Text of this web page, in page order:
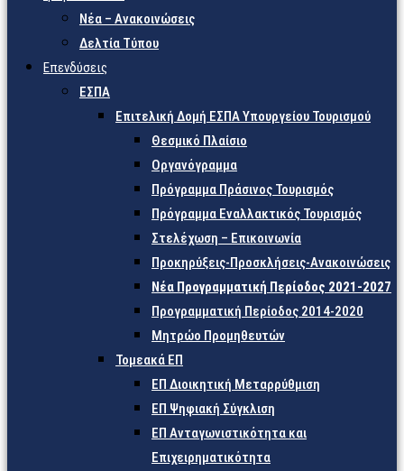
Νέα – Ανακοινώσεις
Δελτία Τύπου
Επενδύσεις
ΕΣΠΑ
Επιτελική Δομή ΕΣΠΑ Υπουργείου Τουρισμού
Θεσμικό Πλαίσιο
Οργανόγραμμα
Πρόγραμμα Πράσινος Τουρισμός
Πρόγραμμα Εναλλακτικός Τουρισμός
Στελέχωση – Επικοινωνία
Προκηρύξεις-Προσκλήσεις-Ανακοινώσεις
Νέα Προγραμματική Περίοδος 2021-2027
Προγραμματική Περίοδος 2014-2020
Μητρώο Προμηθευτών
Τομεακά ΕΠ
ΕΠ Διοικητική Μεταρρύθμιση
ΕΠ Ψηφιακή Σύγκλιση
ΕΠ Ανταγωνιστικότητα και
Επιχειρηματικότητα